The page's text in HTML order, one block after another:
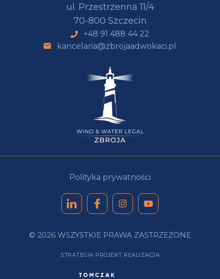
ul. Przestrzenna 11/4
70-800 Szczecin
+48 91 488 44 22
kancelaria@zbrojaadwokaci.pl
Polityka prywatności
© 2026 WSZYSTKIE PRAWA ZASTRZEŻONE
STRATEGIA PROJEKT REALIZACJA